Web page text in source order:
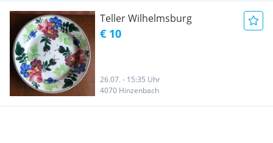
Teller Wilhelmsburg
€ 10
26.07. - 15:35 Uhr
4070 Hinzenbach